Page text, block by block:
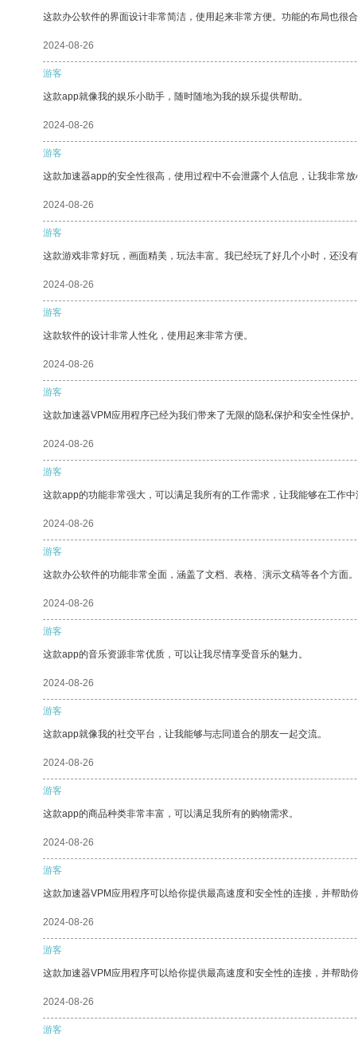
这款办公软件的界面设计非常简洁，使用起来非常方便。功能的布局也很合
2024-08-26
游客
这款app就像我的娱乐小助手，随时随地为我的娱乐提供帮助。
2024-08-26
游客
这款加速器app的安全性很高，使用过程中不会泄露个人信息，让我非常放
2024-08-26
游客
这款游戏非常好玩，画面精美，玩法丰富。我已经玩了好几个小时，还没有
2024-08-26
游客
这款软件的设计非常人性化，使用起来非常方便。
2024-08-26
游客
这款加速器VPM应用程序已经为我们带来了无限的隐私保护和安全性保护。
2024-08-26
游客
这款app的功能非常强大，可以满足我所有的工作需求，让我能够在工作中
2024-08-26
游客
这款办公软件的功能非常全面，涵盖了文档、表格、演示文稿等各个方面
2024-08-26
游客
这款app的音乐资源非常优质，可以让我尽情享受音乐的魅力。
2024-08-26
游客
这款app就像我的社交平台，让我能够与志同道合的朋友一起交流。
2024-08-26
游客
这款app的商品种类非常丰富，可以满足我所有的购物需求。
2024-08-26
游客
这款加速器VPM应用程序可以给你提供最高速度和安全性的连接，并帮助
2024-08-26
游客
这款加速器VPM应用程序可以给你提供最高速度和安全性的连接，并帮助
2024-08-26
游客